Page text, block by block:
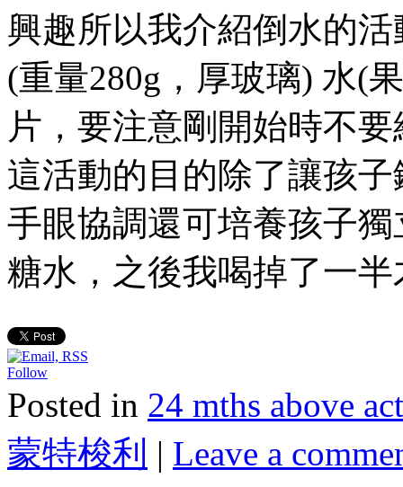
興趣所以我介紹倒水的
(重量280g，厚玻璃) 水(
片，要注意剛開始時不
這活動的目的除了讓孩
手眼協調還可培養孩子
糖水，之後我喝掉了一
Follow
Posted in 24 mths above
蒙特梭利 | Leave a